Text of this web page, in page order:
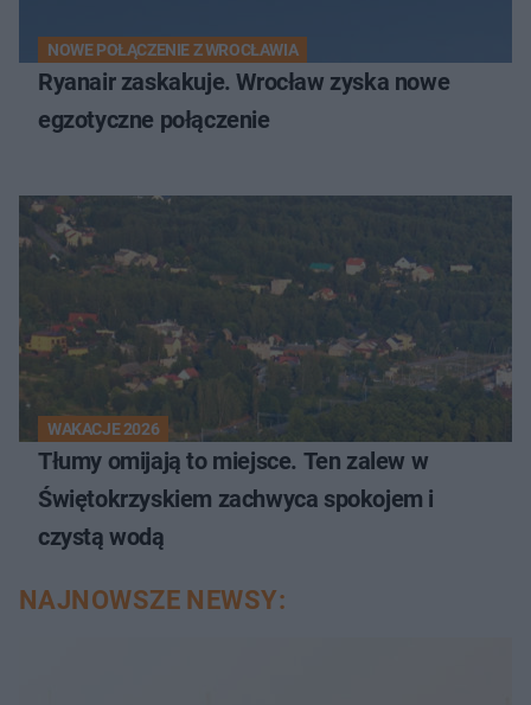
NOWE POŁĄCZENIE Z WROCŁAWIA
Ryanair zaskakuje. Wrocław zyska nowe
egzotyczne połączenie
WAKACJE 2026
Tłumy omijają to miejsce. Ten zalew w
Świętokrzyskiem zachwyca spokojem i
czystą wodą
NAJNOWSZE NEWSY: